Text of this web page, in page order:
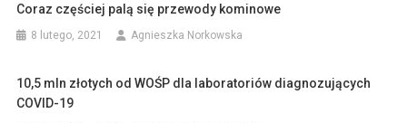
Coraz częściej palą się przewody kominowe
8 lutego, 2021 Agnieszka Norkowska
10,5 mln złotych od WOŚP dla laboratoriów diagnozujących
COVID-19